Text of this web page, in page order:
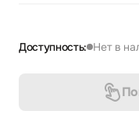
Доступность: Нет в